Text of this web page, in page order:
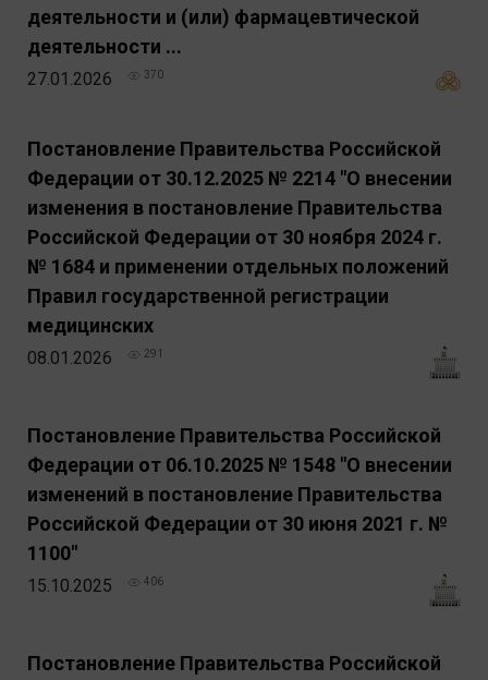
деятельности и (или) фармацевтической
деятельности ...
27.01.2026 370
Постановление Правительства Российской
Федерации от 30.12.2025 № 2214 "О внесении
изменения в постановление Правительства
Российской Федерации от 30 ноября 2024 г.
№ 1684 и применении отдельных положений
Правил государственной регистрации
медицинских
08.01.2026 291
Постановление Правительства Российской
Федерации от 06.10.2025 № 1548 "О внесении
изменений в постановление Правительства
Российской Федерации от 30 июня 2021 г. №
1100"
15.10.2025 406
Постановление Правительства Российской